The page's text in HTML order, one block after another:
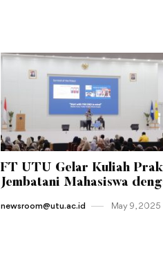
FT UTU Gelar Kuliah
Jembatani Mahasiswa
newsroom@utu.ac.id May 9 , 2025